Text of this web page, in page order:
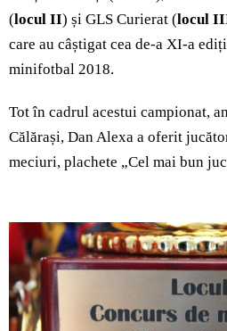
(locul II) și GLS Curierat (locul
care au câștigat cea de-a XI-a
minifotbal 2018.
Tot în cadrul acestui campionat,
Călărași, Dan Alexa a oferit
meciuri, plachete „Cel mai bun